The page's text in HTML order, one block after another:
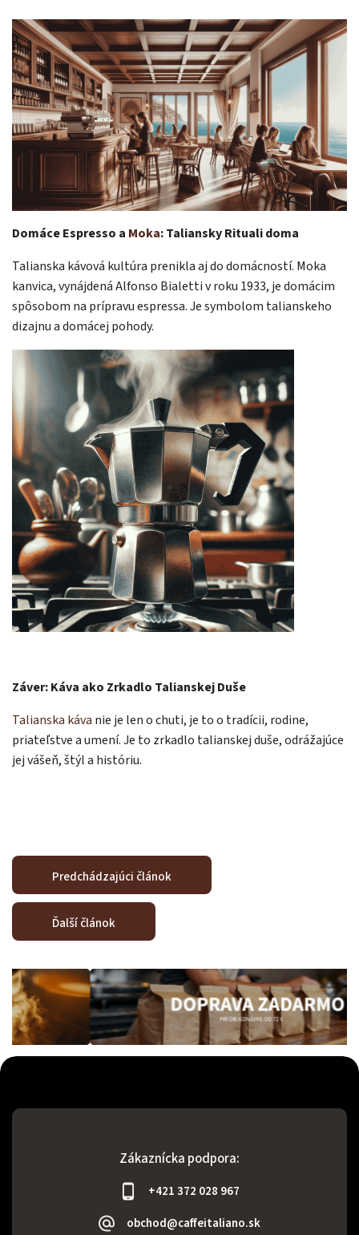
Domáce Espresso a Moka: Taliansky Rituali doma
Talianska kávová kultúra prenikla aj do domácností. Moka
kanvica, vynájdená Alfonso Bialetti v roku 1933, je domácim
spôsobom na prípravu espressa. Je symbolom talianskeho
dizajnu a domácej pohody.
Záver: Káva ako Zrkadlo Talianskej Duše
Talianska káva nie je len o chuti, je to o tradícii, rodine,
priateľstve a umení. Je to zrkadlo talianskej duše, odrážajúce
jej vášeň, štýl a históriu.
Predchádzajúci článok
Ďalší článok
Zákaznícka podpora:
+421 372 028 967
obchod@caffeitaliano.sk
Odoslať
Powered by chaterimo